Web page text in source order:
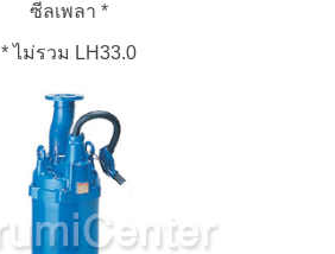
ซีลเพลา *
* ไม่รวม LH33.0